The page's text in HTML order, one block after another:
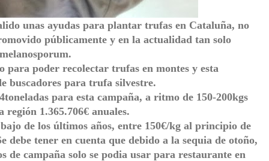
unas ayudas para plantar trufas en Cataluña, no
públicamente y en la actualidad tan solo
para poder recolectar trufas en montes y esta
buscadores para trufa silvestre.
para esta campaña, a ritmo de 150-200kgs
región 1.365.706€ anuales.
de los últimos años, entre 150€/kg al principio de
debe tener en cuenta que debido a la sequia de otoño,
campaña solo se podia usar para restaurante en